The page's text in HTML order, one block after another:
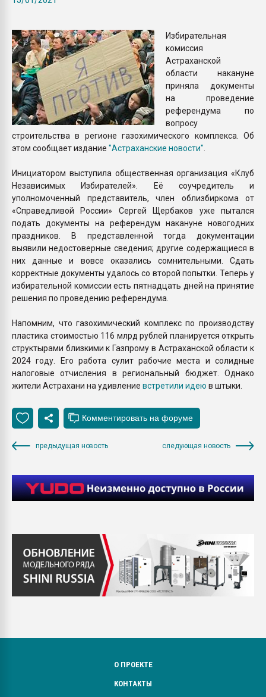
Избирательная
комиссия
Астраханской
области накануне
приняла документы
на проведение
референдума по
вопросу
строительства в регионе газохимического комплекса. Об
этом сообщает издание "Астраханские новости"
Инициатором выступила общественная организация «Клуб
Независимых Избирателей». Её соучредитель и
уполномоченный представитель, член облизбиркома от
«Справедливой России» Сергей Щербаков уже пытался
подать документы на референдум накануне новогодних
праздников. В представленной тогда документации
выявили недостоверные сведения; другие содержащиеся в
них данные и вовсе оказались сомнительными. Сдать
корректные документы удалось со второй попытки. Теперь у
избирательной комиссии есть пятнадцать дней на принятие
решения по проведению референдума.
Напомним, что газохимический комплекс по производству
пластика стоимостью 116 млрд рублей планируется открыть
структырами близкими к Газпрому в Астраханской области к
2024 году. Его работа сулит рабочие места и солидные
налоговые отчисления в региональный бюджет. Однако
жители Астрахани на удивление встретили идею в штыки.
предыдущая новость следующая новость
О ПРОЕКТЕ
КОНТАКТЫ